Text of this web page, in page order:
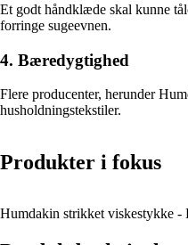
Et godt håndklæde skal kunne
forringe sugeevnen.
4. Bæredygtighed
Flere producenter, herunder
husholdningstekstiler.
Produkter i fokus
Humdakin strikket viskestykke -